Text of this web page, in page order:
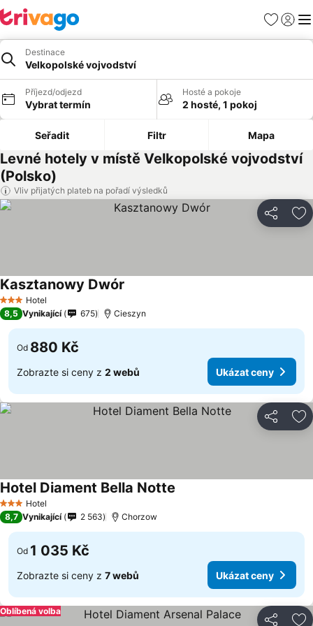
Oblíbené
Destinace
Velkopolské vojvodství
Příjezd/odjezd
Vybrat termín
Hosté a pokoje
2 hosté, 1 pokoj
Seřadit Filtr Mapa
Levné hotely v místě Velkopolské vojvodství
(Polsko)
Vliv přijatých plateb na pořadí výsledků
Sdílet
3 Počet hvězdiček
Hotel
Kasztanowy Dwór
8,5 Vynikající 675 Cieszyn
Od 880 Kč
Zobrazte si ceny z 2 webů Ukázat ceny
Sdílet
3 Počet hvězdiček
Hotel
Hotel Diament Bella Notte
8,7 Vynikající 2 563 Chorzow
Od 1 035 Kč
Zobrazte si ceny z 7 webů Ukázat ceny
Oblíbená volba